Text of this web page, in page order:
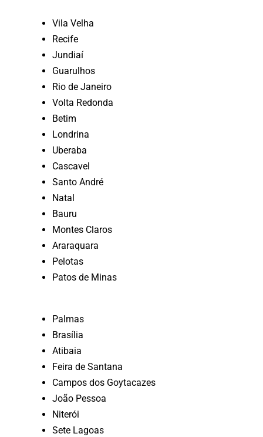
Vila Velha
Recife
Jundiaí
Guarulhos
Rio de Janeiro
Volta Redonda
Betim
Londrina
Uberaba
Cascavel
Santo André
Natal
Bauru
Montes Claros
Araraquara
Pelotas
Patos de Minas
Palmas
Brasília
Atibaia
Feira de Santana
Campos dos Goytacazes
João Pessoa
Niterói
Sete Lagoas